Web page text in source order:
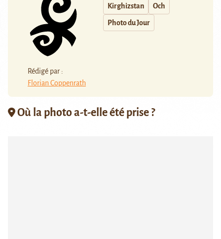
Rédigé par :
Florian Coppenrath
Kirghizstan Och
Photo du Jour
Où la photo a-t-elle été prise ?